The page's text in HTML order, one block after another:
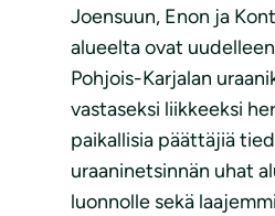
Joensuun, Enon ja
alueelta ovat
Pohjois-Karjalan
vastaseksi liikkeeksi
paikallisia päättäjiä
uraaninetsinnän uhat
luonnolle sekä